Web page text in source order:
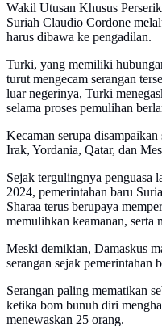
Wakil Utusan Khusus
Suriah Claudio Cordone
harus dibawa ke pengadilan.
Turki, yang memiliki
turut mengecam serangan
luar negerinya, Turki
selama proses pemulihan
Kecaman serupa
Irak, Yordania, Qatar, dan
Sejak tergulingnya penguasa
2024, pemerintahan baru
Sharaa terus berupaya
memulihkan keamanan, serta
Meski demikian, Damaskus
serangan sejak pemerintahan
Serangan paling mematikan
ketika bom bunuh diri
menewaskan 25 orang.